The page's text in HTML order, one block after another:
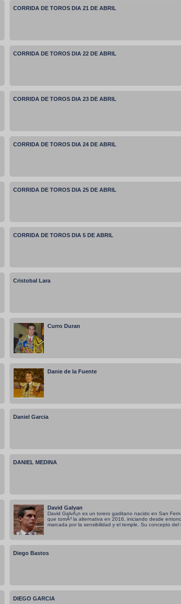
CORRIDA DE TOROS DIA 21 DE ABRIL
CORRIDA DE TOROS DIA 22 DE ABRIL
CORRIDA DE TOROS DIA 23 DE ABRIL
CORRIDA DE TOROS DIA 24 DE ABRIL
CORRIDA DE TOROS DIA 25 DE ABRIL
CORRIDA DE TOROS DIA 5 DE ABRIL
Cristobal Lara
Curro Duran
Danie de la Fuente
Daniel Garcia
DANIEL MEDINA
David Galvan
David GalvÃ¡n es un torero gaditano nacido en San
que tomÃ³ la alternativa en 2016, iniciando desde
marcada por la sensibilidad y el temple. Su concepto del
Diego Bastos
DIEGO GARCIA